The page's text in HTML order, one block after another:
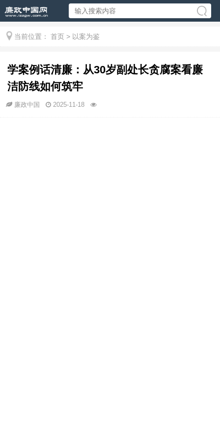
当前位置： 首页 > 以案为鉴
学案例话清廉：从30岁副处长贪腐案看廉
洁防线如何筑牢
廉政中国 2025-11-18